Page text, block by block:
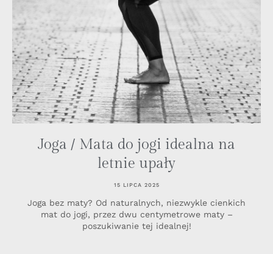
Joga / Mata do jogi idealna na
letnie upały
15 LIPCA 2025
Joga bez maty? Od naturalnych, niezwykle cienkich
mat do jogi, przez dwu centymetrowe maty –
poszukiwanie tej idealnej!